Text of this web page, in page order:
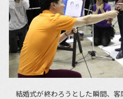
結婚式が終わろうとした瞬間、客